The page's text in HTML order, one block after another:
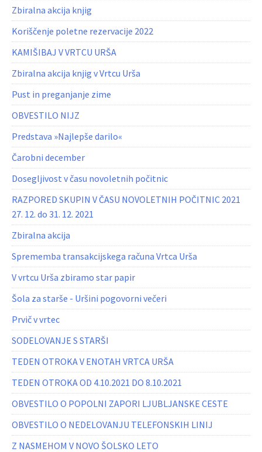
Zbiralna akcija knjig
Koriščenje poletne rezervacije 2022
KAMIŠIBAJ V VRTCU URŠA
Zbiralna akcija knjig v Vrtcu Urša
Pust in preganjanje zime
OBVESTILO NIJZ
Predstava »Najlepše darilo«
Čarobni december
Dosegljivost v času novoletnih počitnic
RAZPORED SKUPIN V ČASU NOVOLETNIH POČITNIC 2021
27. 12. do 31. 12. 2021
Zbiralna akcija
Sprememba transakcijskega računa Vrtca Urša
V vrtcu Urša zbiramo star papir
Šola za starše - Uršini pogovorni večeri
Prvič v vrtec
SODELOVANJE S STARŠI
TEDEN OTROKA V ENOTAH VRTCA URŠA
TEDEN OTROKA OD 4.10.2021 DO 8.10.2021
OBVESTILO O POPOLNI ZAPORI LJUBLJANSKE CESTE
OBVESTILO O NEDELOVANJU TELEFONSKIH LINIJ
Z NASMEHOM V NOVO ŠOLSKO LETO